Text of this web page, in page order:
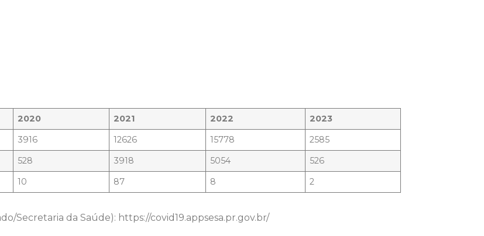
2020 2021 2022
2023
3916 12626 15778
2585
528 3918 5054
526
10 87 8 2
Secretaria da Saúde): https://covid19.appsesa.pr.gov.br/